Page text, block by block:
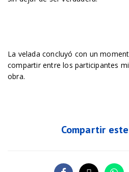
La velada concluyó con un
compartir entre los participantes
obra.
Compartir